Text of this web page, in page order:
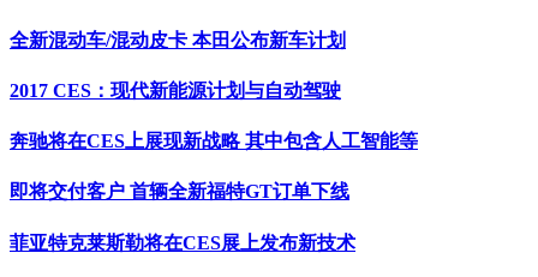
全新混动车/混动皮卡 本田公布新车计划
2017 CES：现代新能源计划与自动驾驶
奔驰将在CES上展现新战略 其中包含人工智能等
即将交付客户 首辆全新福特GT订单下线
菲亚特克莱斯勒将在CES展上发布新技术